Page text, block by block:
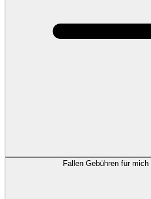
Fallen Gebühren für